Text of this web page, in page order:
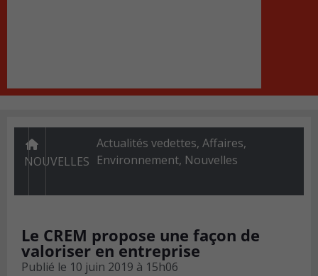
NOUVELLES
Actualités vedettes,Affaires,
Environnement, Nouvelles
Le CREM propose une façon de
valoriser en entreprise
Publié le 10 juin 2019 à 15h06